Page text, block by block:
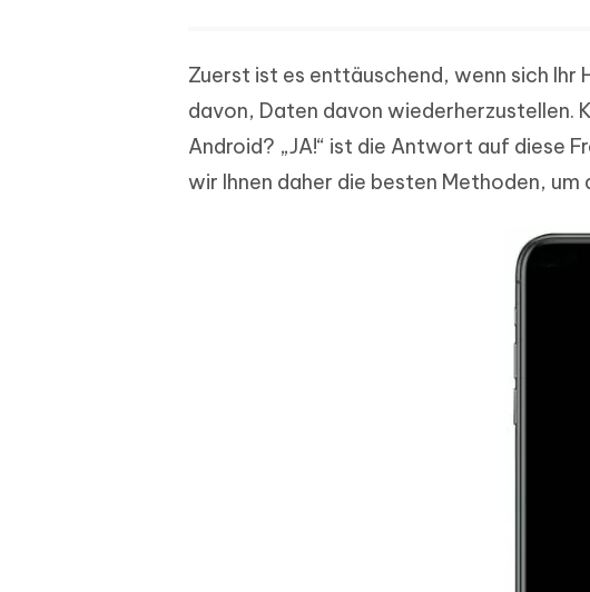
Zuerst ist es enttäuschend, wenn sich Ihr
davon, Daten davon wiederherzustellen.
Android? „JA!“ ist die Antwort auf diese
wir Ihnen daher die besten Methoden, um